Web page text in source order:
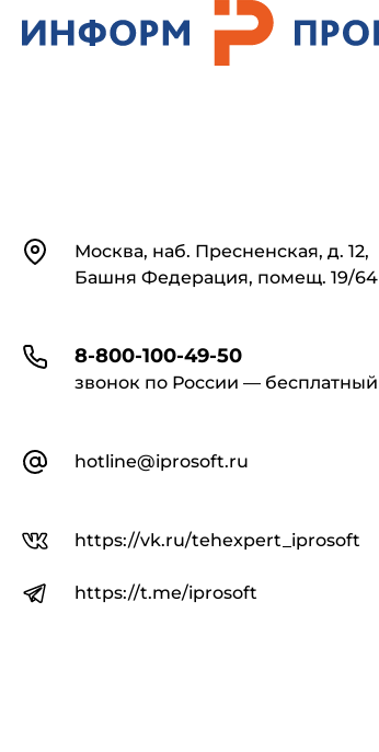
КонтактыМосква, наб. Пресненская, д. 12,
Башня Федерация, помещ. 19/64
8-800-100-49-50
звонок по России — бесплатный
hotline@iprosoft.ru
https://vk.ru/tehexpert_iprosoft
https://t.me/iprosoft